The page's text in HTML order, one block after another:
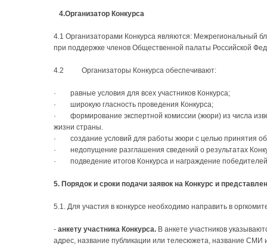
4.Организатор Конкурса
4.1 Организаторами Конкурса являются: Межрегиональный
при поддержке членов Общественной палаты Российской
4.2 Организаторы Конкурса обеспечивают:
· равные условия для всех участников Конкурса;
· широкую гласность проведения Конкурса;
· формирование экспертной комиссии (жюри) из числа
жизни страны.
· создание условий для работы жюри с целью принятия
· недопущение разглашения сведений о результатах
· подведение итогов Конкурса и награждение
5. Порядок и сроки подачи заявок на Конкурс и
5.1. Для участия в конкурсе необходимо направить в
- анкету участника Конкурса. В анкете участников
адрес, название публикации или телесюжета, название СМИ